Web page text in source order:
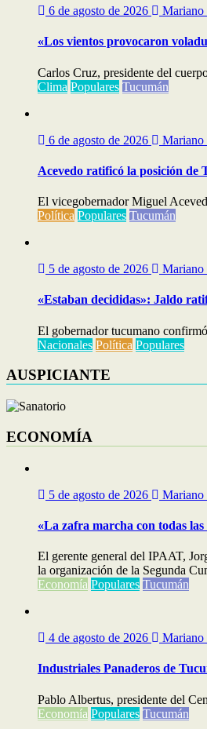
6 de agosto de 2026 Mariano
«Los vientos provocaron
Carlos Cruz, presidente del
Clima Populares Tucumán
6 de agosto de 2026 Mariano
Acevedo ratificó la posición de
El vicegobernador Miguel
Política Populares Tucumán
5 de agosto de 2026 Mariano
«Estaban decididas»: Jaldo
El gobernador tucumano
Nacionales Política Populares
AUSPICIANTE
ECONOMÍA
5 de agosto de 2026 Mariano
«La zafra marcha con todas
El gerente general del IPAAT,
la organización de la Segunda
Economía Populares Tucumán
4 de agosto de 2026 Mariano
Industriales Panaderos de
Pablo Albertus, presidente del
Economía Populares Tucumán